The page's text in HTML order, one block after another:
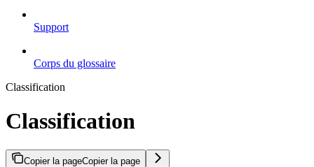
Support
Corps du glossaire
Classification
Classification
Copier la pageCopier la page